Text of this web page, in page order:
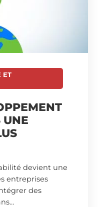
ET
UNE
devient une
entreprises
des